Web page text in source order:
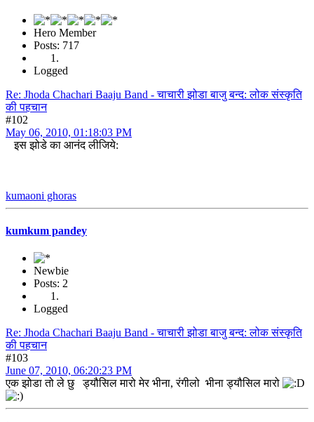
Hero Member
Posts: 717
Logged
Re: Jhoda Chachari Baaju Band - चाचारी झोडा बाजु बन्द: लोक संस्कृति
की पहचान
#102
May 06, 2010, 01:18:03 PM
इस झोडे का आनंद लीजिये:
kumaoni ghoras
kumkum pandey
Newbie
Posts: 2
Logged
Re: Jhoda Chachari Baaju Band - चाचारी झोडा बाजु बन्द: लोक संस्कृति
की पहचान
#103
June 07, 2010, 06:20:23 PM
एक झोडा तो ले छु ड्यौसिल मारो मेर भीना, रंगीलो भीना ड्यौसिल मारो